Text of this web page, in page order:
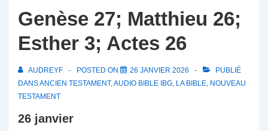
Genèse 27; Matthieu 26;
Esther 3; Actes 26
AUDREYF POSTED ON 26 JANVIER 2026
PUBLIÉ
DANSANCIEN TESTAMENT,AUDIO BIBLE IBG, LA BIBLE, NOUVEAU
TESTAMENT
26 janvier